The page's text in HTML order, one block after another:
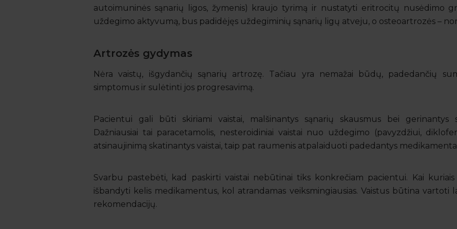
autoimuninės sąnarių ligos, žymenis) kraujo tyrimą ir nustatyti eritrocitų nusėdimo
uždegimo aktyvumą, bus padidėjęs uždegiminių sąnarių ligų atveju, o osteoartrozės –
Artrozės gydymas
Nėra vaistų, išgydančių sąnarių artrozę. Tačiau yra nemažai būdų, padedančių
simptomus ir sulėtinti jos progresavimą.
Pacientui gali būti skiriami vaistai, malšinantys sąnarių skausmus bei gerinantys
Dažniausiai tai paracetamolis, nesteroidiniai vaistai nuo uždegimo (pavyzdžiui,
atsinaujinimą skatinantys vaistai, taip pat raumenis atpalaiduoti padedantys
Svarbu pastebėti, kad paskirti vaistai nebūtinai tiks konkrečiam pacientui. Kai kuriais
išbandyti kelis medikamentus, kol atrandamas veiksmingiausias. Vaistus būtina vartoti
rekomendacijų.